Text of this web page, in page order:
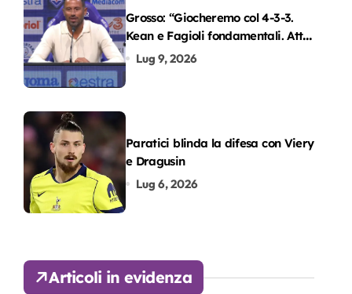
Grosso: “Giocheremo col 4-3-3.
Kean e Fagioli fondamentali. Atta
grande colpo”
Lug 9, 2026
Paratici blinda la difesa con Viery
e Dragusin
Lug 6, 2026
Articoli in evidenza